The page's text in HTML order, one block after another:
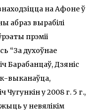
на Афоне ў
абраз вырабілі
прэміі
“За духоўнае
Барабанцаў, Дзяніс
выканаўца,
Чугункін у 2008 г. 5 г.,
у невялікім